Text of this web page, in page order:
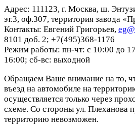
Адрес: 111123, г. Москва, ш.
эт.3, оф.307, территория завода
Контакты: Евгений Григорьев,
8101 доб. 2; +7(495)368-1176
Режим работы: пн-чт: с 10:00 до
16:00; сб-вс: выходной
Обращаем Ваше внимание на то,
въезд на автомобиле на
осуществляется только через
схеме. Со стороны ул. Плеханова
территорию невозможен.